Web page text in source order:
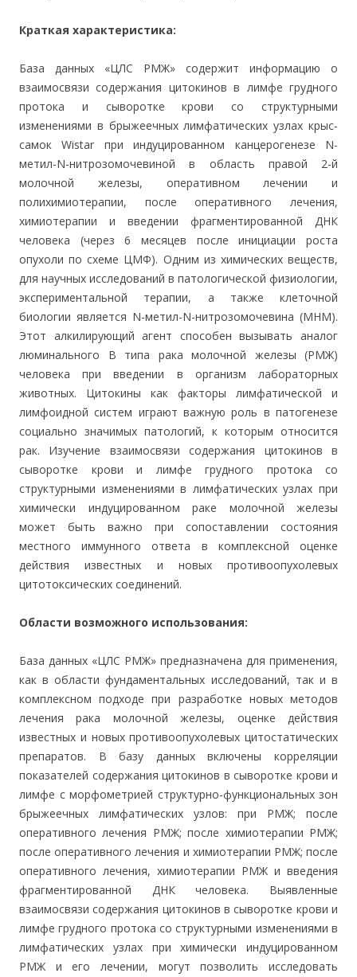
Краткая характеристика:
База данных «ЦЛС РМЖ» содержит информацию о
взаимосвязи содержания цитокинов в лимфе грудного
протока и сыворотке крови со структурными
изменениями в брыжеечных лимфатических узлах крыс-
самок Wistar при индуцированном канцерогенезе N-
метил-N-нитрозомочевиной в область правой 2-й
молочной железы, оперативном лечении и
полихимиотерапии, после оперативного лечения,
химиотерапии и введении фрагментированной ДНК
человека (через 6 месяцев после инициации роста
опухоли по схеме ЦМФ). Одним из химических веществ,
для научных исследований в патологической физиологии,
экспериментальной терапии, а также клеточной
биологии является N-метил-N-нитрозомочевина (МНМ).
Этот алкилирующий агент способен вызывать аналог
люминального B типа рака молочной железы (РМЖ)
человека при введении в организм лабораторных
животных. Цитокины как факторы лимфатической и
лимфоидной систем играют важную роль в патогенезе
социально значимых патологий, к которым относится
рак. Изучение взаимосвязи содержания цитокинов в
сыворотке крови и лимфе грудного протока со
структурными изменениями в лимфатических узлах при
химически индуцированном раке молочной железы
может быть важно при сопоставлении состояния
местного иммунного ответа в комплексной оценке
действия известных и новых противоопухолевых
цитотоксических соединений.
Области возможного использования:
База данных «ЦЛС РМЖ» предназначена для применения,
как в области фундаментальных исследований, так и в
комплексном подходе при разработке новых методов
лечения рака молочной железы, оценке действия
известных и новых противоопухолевых цитостатических
препаратов. В базу данных включены корреляции
показателей содержания цитокинов в сыворотке крови и
лимфе с морфометрией структурно-функциональных зон
брыжеечных лимфатических узлов: при РМЖ; после
оперативного лечения РМЖ; после химиотерапии РМЖ;
после оперативного лечения и химиотерапии РМЖ; после
оперативного лечения, химиотерапии РМЖ и введения
фрагментированной ДНК человека. Выявленные
взаимосвязи содержания цитокинов в сыворотке крови и
лимфе грудного протока со структурными изменениями в
лимфатических узлах при химически индуцированном
РМЖ и его лечении, могут позволить исследовать